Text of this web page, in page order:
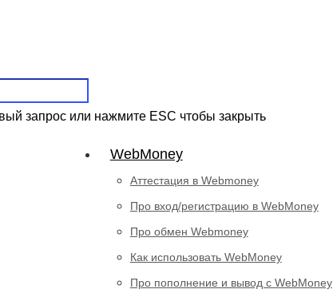
запрос или нажмите ESC чтобы закрыть
WebMoney
Аттестация в Webmoney
Про вход/регистрацию в WebMoney
Про обмен Webmoney
Как использовать WebMoney
Про пополнение и вывод с WebMoney